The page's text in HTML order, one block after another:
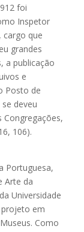
foi
Inspetor
cargo que
grandes
a publicação
e
Posto de
deveu
106).
Portuguesa,
Arte da
Universidade
projeto em
Como